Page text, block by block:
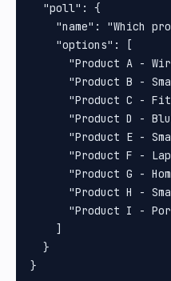
  "poll": {
"name": "Which
    "options": [
"Product A -
"Product B -
"Product C -
"Product D -
"Product E -
"Product F -
"Product G -
"Product H -
"Product I -
    ]
  }